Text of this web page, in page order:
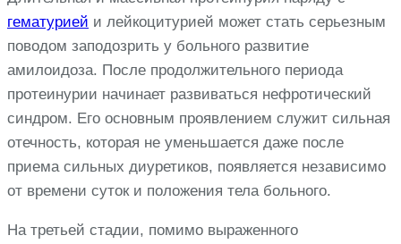
гематурией и лейкоцитурией может стать серьезным
поводом заподозрить у больного развитие
амилоидоза. После продолжительного периода
протеинурии начинает развиваться нефротический
синдром. Его основным проявлением служит сильная
отечность, которая не уменьшается даже после
приема сильных диуретиков, появляется независимо
от времени суток и положения тела больного.
На третьей стадии, помимо выраженного